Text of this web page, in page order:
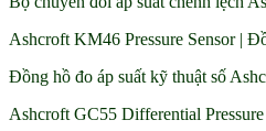
Ashcroft KM46 Pressure Sensor |
Đồng hồ đo áp suất kỹ thuật số
Ashcroft GC55 Differential